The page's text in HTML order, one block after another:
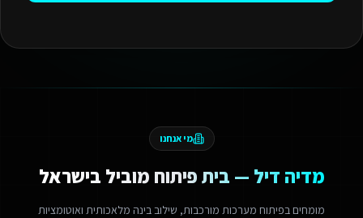
מי אנחנו
מדיה דיל — בית פיתוח מוביל בישראל
מומחים בפיתוח מערכות מורכבות, שילוב בינה מלאכותית ואוטומציות